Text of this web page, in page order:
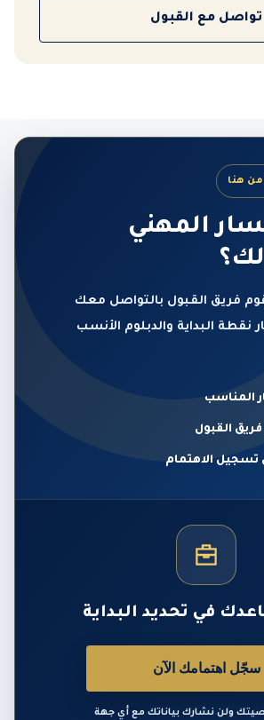
تواصل مع القبول
من هنا
المهني
فريق القبول بالتواصل معك
نقطة البداية والدبلوم الأنسب
المناسب
القبول
تسجيل الاهتمام
في تحديد البداية
سجّل اهتمامك الآن
ولن نشارك بياناتك مع أي جهة